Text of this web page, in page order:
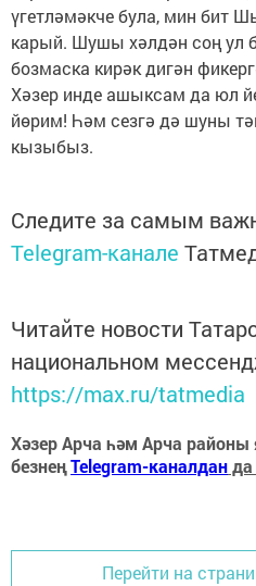
үгетләмәкче була, мин бит
карый. Шушы хәлдән соң ул
бозмаска кирәк дигән
Хәзер инде ашыксам да юл
йөрим! Һәм сезгә дә шуны
кызыбыз.
Следите за самым
Telegram-канале
Читайте новости
национальном
https://max.ru/tatmedia
Хәзер Арча һәм Арча
безнеңTelegram-каналданда
Перейти на